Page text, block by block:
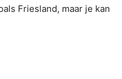
Friesland, maar je kan